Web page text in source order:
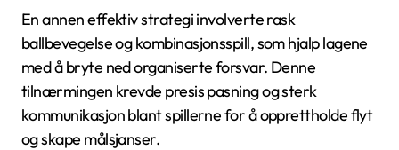
En annen effektiv strategi involverte rask
ballbevegelse og kombinasjonsspill, som hjalp lagene
med å bryte ned organiserte forsvar. Denne
tilnærmingen krevde presis pasning og sterk
kommunikasjon blant spillerne for å opprettholde flyt
og skape målsjanser.